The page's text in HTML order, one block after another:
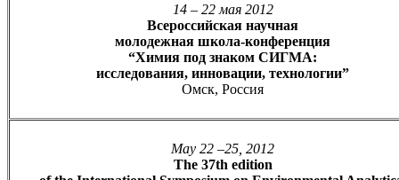
14 – 22 мая 2012
Всероссийская научная
молодежная школа-конференция
“Химия под знаком СИГМА:
исследования, инновации, технологии”
Омск, Россия
May 22 –25, 2012
The 37th edition